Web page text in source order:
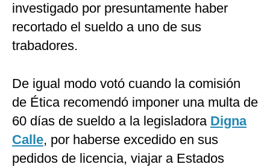
investigado por presuntamente haber
recortado el sueldo a uno de sus
trabadores.
De igual modo votó cuando la comisión
de Ética recomendó imponer una multa de
60 días de sueldo a la legisladora Digna
Calle, por haberse excedido en sus
pedidos de licencia, viajar a Estados